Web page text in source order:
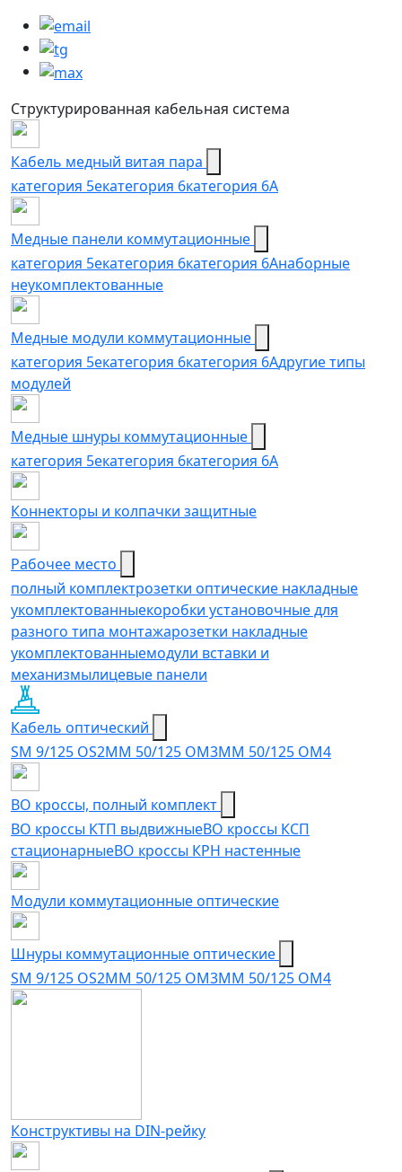
Структурированная кабельная система
Кабель медный витая пара
категория 5eкатегория 6категория 6А
Медные панели коммутационные
категория 5екатегория 6категория 6Aнаборные
неукомплектованные
Медные модули коммутационные
категория 5екатегория 6категория 6Aдругие типы
модулей
Медные шнуры коммутационные
категория 5eкатегория 6категория 6A
Коннекторы и колпачки защитные
Рабочее место
полный комплектрозетки оптические накладные
укомплектованныекоробки установочные для
разного типа монтажарозетки накладные
укомплектованныемодули вставки и
механизмылицевые панели
Кабель оптический
SM 9/125 OS2MM 50/125 OM3MM 50/125 OM4
ВО кроссы, полный комплект
ВО кроссы КТП выдвижныеВО кроссы КСП
стационарныеВО кроссы КРН настенные
Модули коммутационные оптические
Шнуры коммутационные оптические
SM 9/125 OS2MM 50/125 OM3MM 50/125 OM4
Конструктивы на DIN-рейку